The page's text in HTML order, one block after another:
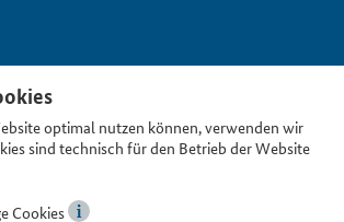
optimal nutzen können, verwenden wir
sind technisch für den Betrieb der Website
Cookies